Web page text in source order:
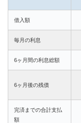
借入額
毎月の利息
6ヶ月間の利息総額
6ヶ月後の残債
完済までの合計支払
額